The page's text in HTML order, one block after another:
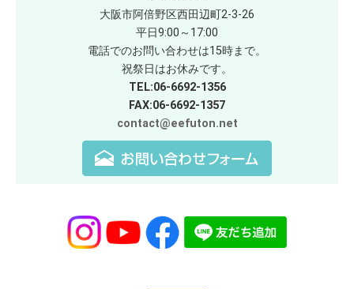
大阪市阿倍野区西田辺町2-3-26
平日9:00～17:00
電話でのお問い合わせは15時まで。
祝祭日はお休みです。
TEL:06-6692-1356
FAX:06-6692-1357
contact@eefuton.net